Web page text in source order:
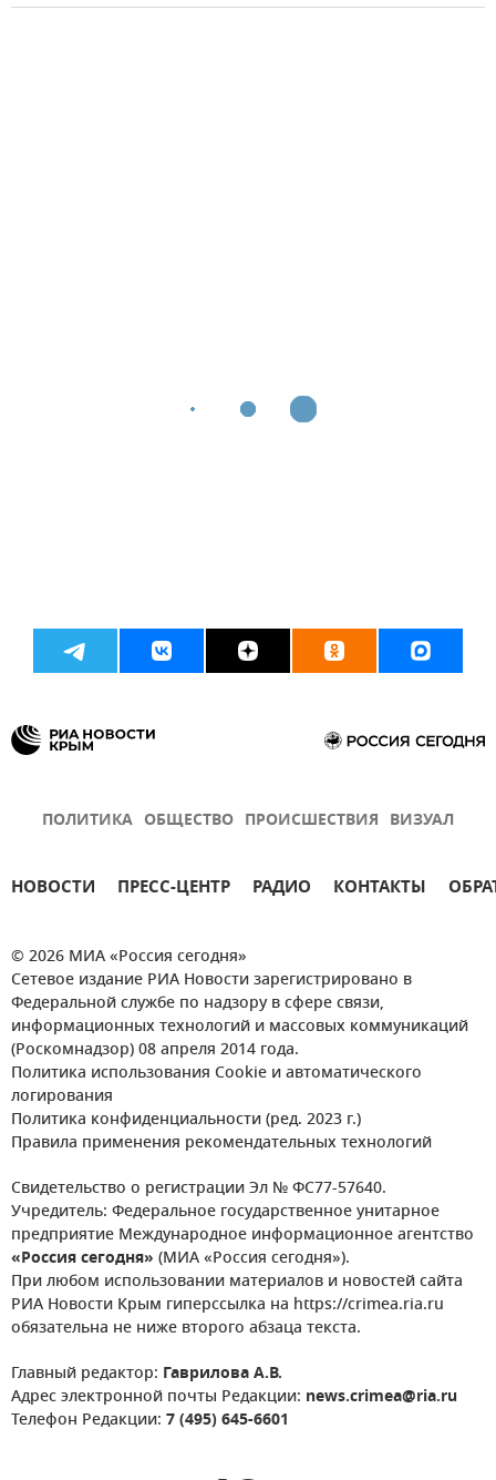
ПОЛИТИКА ОБЩЕСТВО ПРОИСШЕСТВИЯ ВИЗУАЛ
НОВОСТИ ПРЕСС-ЦЕНТР РАДИО КОНТАКТЫ
© 2026 МИА «Россия сегодня»
Сетевое издание РИА Новости зарегистрировано в
Федеральной службе по надзору в сфере связи,
информационных технологий и массовых коммуникаций
(Роскомнадзор) 08 апреля 2014 года.
Политика использования Cookie и автоматического
логирования
Политика конфиденциальности (ред. 2023 г.)
Правила применения рекомендательных технологий
Свидетельство о регистрации Эл № ФС77-57640.
Учредитель: Федеральное государственное унитарное
предприятие Международное информационное агентство
«Россия сегодня» (МИА «Россия сегодня»).
При любом использовании материалов и новостей сайта
РИА Новости Крым гиперссылка на https://crimea.ria.ru
обязательна не ниже второго абзаца текста.
Главный редактор: Гаврилова А.В.
Адрес электронной почты Редакции: news.crimea@ria.ru
Телефон Редакции: 7 (495) 645-6601